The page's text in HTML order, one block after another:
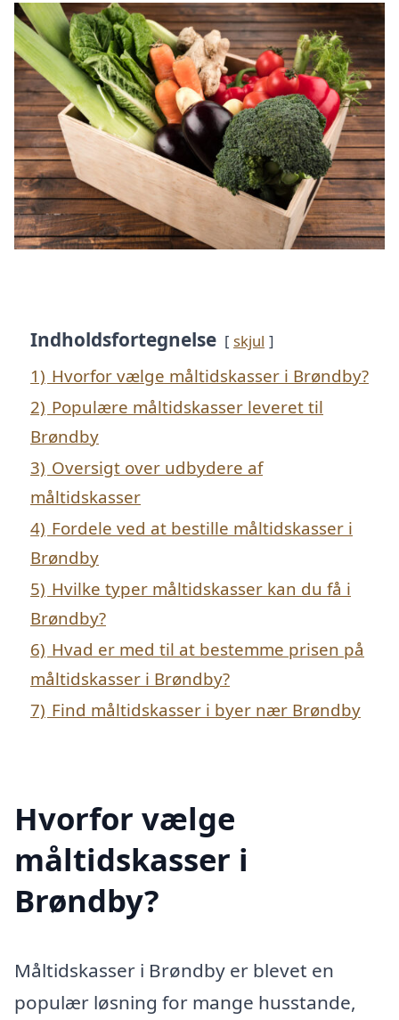
Indholdsfortegnelse skjul
1) Hvorfor vælge måltidskasser i Brøndby?
2) Populære måltidskasser leveret til
Brøndby
3) Oversigt over udbydere af
måltidskasser
4) Fordele ved at bestille måltidskasser i
Brøndby
5) Hvilke typer måltidskasser kan du få i
Brøndby?
6) Hvad er med til at bestemme prisen på
måltidskasser i Brøndby?
7) Find måltidskasser i byer nær Brøndby
Hvorfor vælge
måltidskasser i
Brøndby?
Måltidskasser i Brøndby er blevet en
populær løsning for mange husstande,